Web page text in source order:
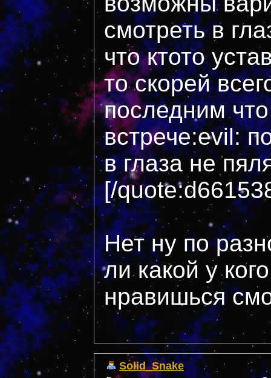
смотреть в
что ктото
то скорей
последним
встрече:evil:
в глаза не
[/
Нет ну по
ли какой у
нравишься
Solid_Snake